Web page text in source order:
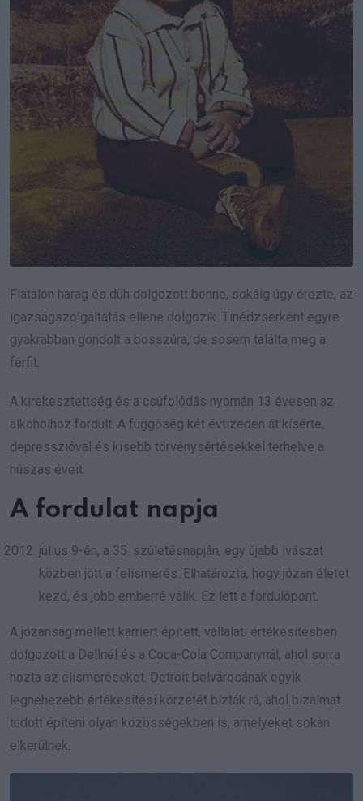
Fiatalon harag és düh dolgozott benne, sokáig úgy érezte, az
igazságszolgáltatás ellene dolgozik. Tinédzserként egyre
gyakrabban gondolt a bosszúra, de sosem találta meg a
férfit.
A kirekesztettség és a csúfolódás nyomán 13 évesen az
alkoholhoz fordult. A függőség két évtizeden át kísérte,
depresszióval és kisebb törvénysértésekkel terhelve a
húszas éveit.
A fordulat napja
július 9-én, a 35. születésnapján, egy újabb ivászat
közben jött a felismerés. Elhatározta, hogy józan életet
kezd, és jobb emberré válik. Ez lett a fordulópont.
A józanság mellett karriert épített, vállalati értékesítésben
dolgozott a Dellnél és a Coca-Cola Companynál, ahol sorra
hozta az elismeréseket. Detroit belvárosának egyik
legnehezebb értékesítési körzetét bízták rá, ahol bizalmat
tudott építeni olyan közösségekben is, amelyeket sokan
elkerülnek.